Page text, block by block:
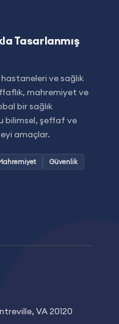
Tasarlanmış
ve sağlık
mahremiyet ve
bir sağlık
bilimsel, şeffaf ve
amaçlar.
Güvenlik
VA 20120